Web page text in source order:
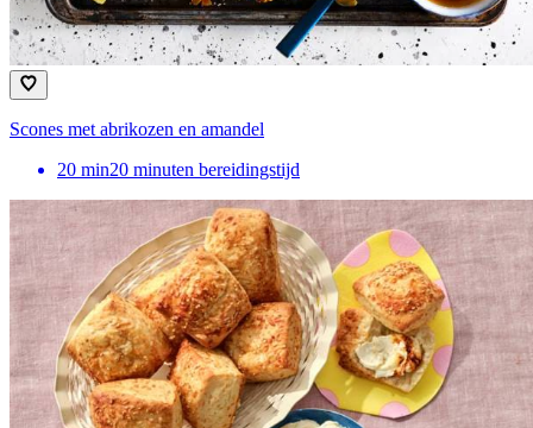
Scones met abrikozen en amandel
20 min20 minuten bereidingstijd